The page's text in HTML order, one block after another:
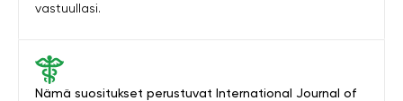
Nämä suositukset perustuvat International Journal of
vastuullasi.